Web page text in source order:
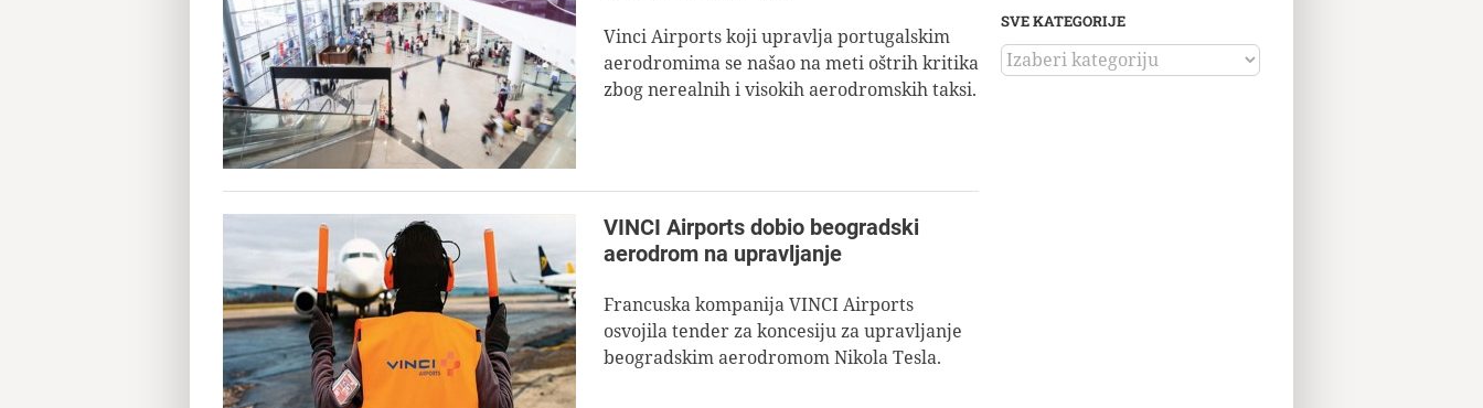
Vinci Airports koji upravlja portugalskim
aerodromima se našao na meti oštrih kritika
zbog nerealnih i visokih aerodromskih taksi.
VINCI Airports dobio beogradski
aerodrom na upravljanje
Francuska kompanija VINCI Airports
osvojila tender za koncesiju za upravljanje
beogradskim aerodromom Nikola Tesla.
SVE KATEGORIJE
SVE
KATEGORIJE